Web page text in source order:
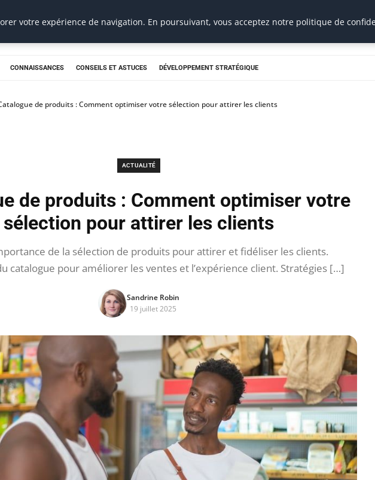
Pro
CONNAISSANCES CONSEILS ET ASTUCES DÉVELOPPEMENT STRATÉGIQUE
de produits : Comment optimiser votre sélection pour attirer les clients
ACTUALITÉ
de produits : Comment optimiser votre
sélection pour attirer les clients
de la sélection de produits pour attirer et fidéliser les clients.
catalogue pour améliorer les ventes et l’expérience client. Stratégies […]
Sandrine Robin
19 juillet 2025
votre expérience de navigation. En poursuivant, vous acceptez notre politique de